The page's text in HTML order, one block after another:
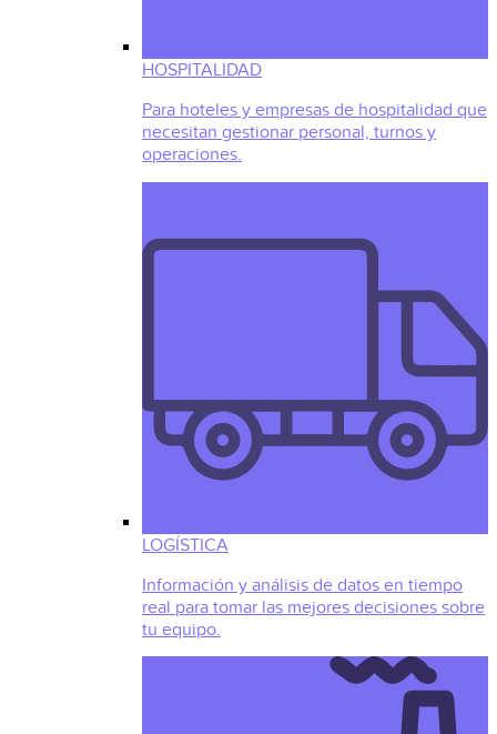
HOSPITALIDAD
Para hoteles y empresas de hospitalidad que
necesitan gestionar personal, turnos y
operaciones.
LOGÍSTICA
Información y análisis de datos en tiempo
real para tomar las mejores decisiones sobre
tu equipo.